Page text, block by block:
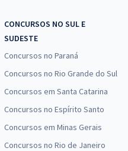
CONCURSOS NO SUL E
SUDESTE
Concursos no Paraná
Concursos no Rio Grande do Sul
Concursos em Santa Catarina
Concursos no Espírito Santo
Concursos em Minas Gerais
Concursos no Rio de Janeiro